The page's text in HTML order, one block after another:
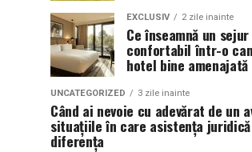
EXCLUSIV 2 zile inainte
Ce înseamnă un sejur
confortabil într-o
hotel bine amenajată
UNCATEGORIZED 3 zile inainte
Când ai nevoie cu adevărat de un
situațiile în care asistența
diferența